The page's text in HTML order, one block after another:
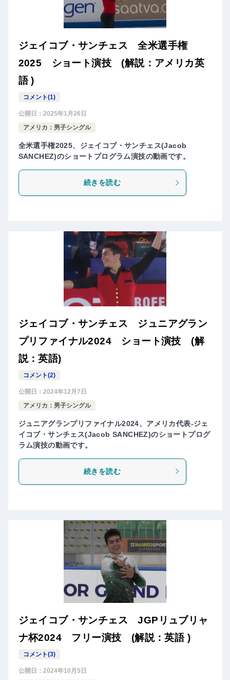
ジェイコブ・サンチェス 全米選手権
2025 ショート演技 (解説：アメリカ英
語 )
コメント(1)
公開日： 2025年1月26日
アメリカ：男子シングル
全米選手権2025、ジェイコブ・サンチェス(Jacob
SANCHEZ)のショートプログラム演技の動画です。
続きを読む
ジェイコブ・サンチェス ジュニアグラン
プリファイナル2024 ショート演技 (解
説：英語)
コメント(2)
公開日： 2024年12月7日
アメリカ：男子シングル
ジュニアグランプリファイナル2024、アメリカ代表-ジェ
イコブ・サンチェス(Jacob SANCHEZ)のショートプログ
ラム演技の動画です。
続きを読む
ジェイコブ・サンチェス JGPリュブリャ
ナ杯2024 フリー演技 (解説：英語 )
コメント(3)
公開日： 2024年10月5日